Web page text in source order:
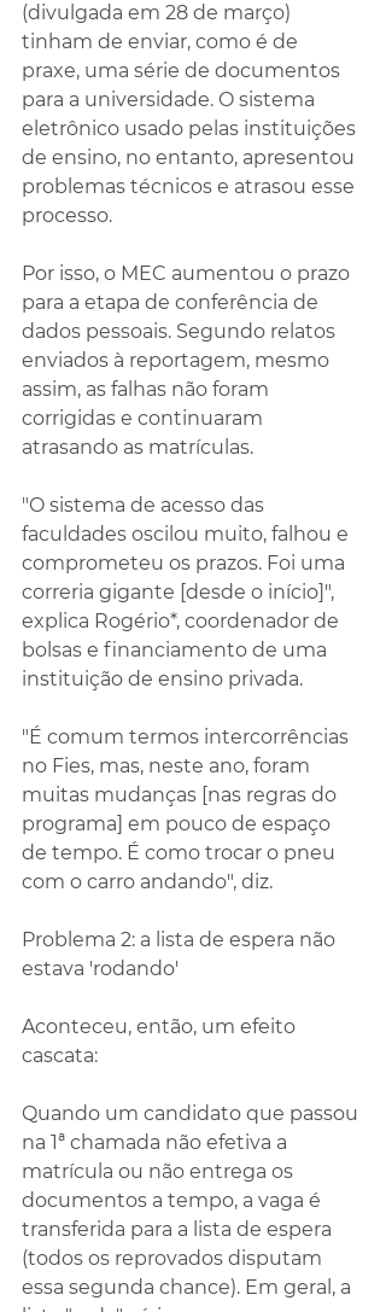
(divulgada em 28 de março)
tinham de enviar, como é de
praxe, uma série de documentos
para a universidade. O sistema
eletrônico usado pelas instituições
de ensino, no entanto, apresentou
problemas técnicos e atrasou esse
processo.
Por isso, o MEC aumentou o prazo
para a etapa de conferência de
dados pessoais. Segundo relatos
enviados à reportagem, mesmo
assim, as falhas não foram
corrigidas e continuaram
atrasando as matrículas.
"O sistema de acesso das
faculdades oscilou muito, falhou e
comprometeu os prazos. Foi uma
correria gigante [desde o início]",
explica Rogério*, coordenador de
bolsas e financiamento de uma
instituição de ensino privada.
"É comum termos intercorrências
no Fies, mas, neste ano, foram
muitas mudanças [nas regras do
programa] em pouco de espaço
de tempo. É como trocar o pneu
com o carro andando", diz.
Problema 2: a lista de espera não
estava 'rodando'
Aconteceu, então, um efeito
cascata:
Quando um candidato que passou
na 1ª chamada não efetiva a
matrícula ou não entrega os
documentos a tempo, a vaga é
transferida para a lista de espera
(todos os reprovados disputam
essa segunda chance). Em geral, a